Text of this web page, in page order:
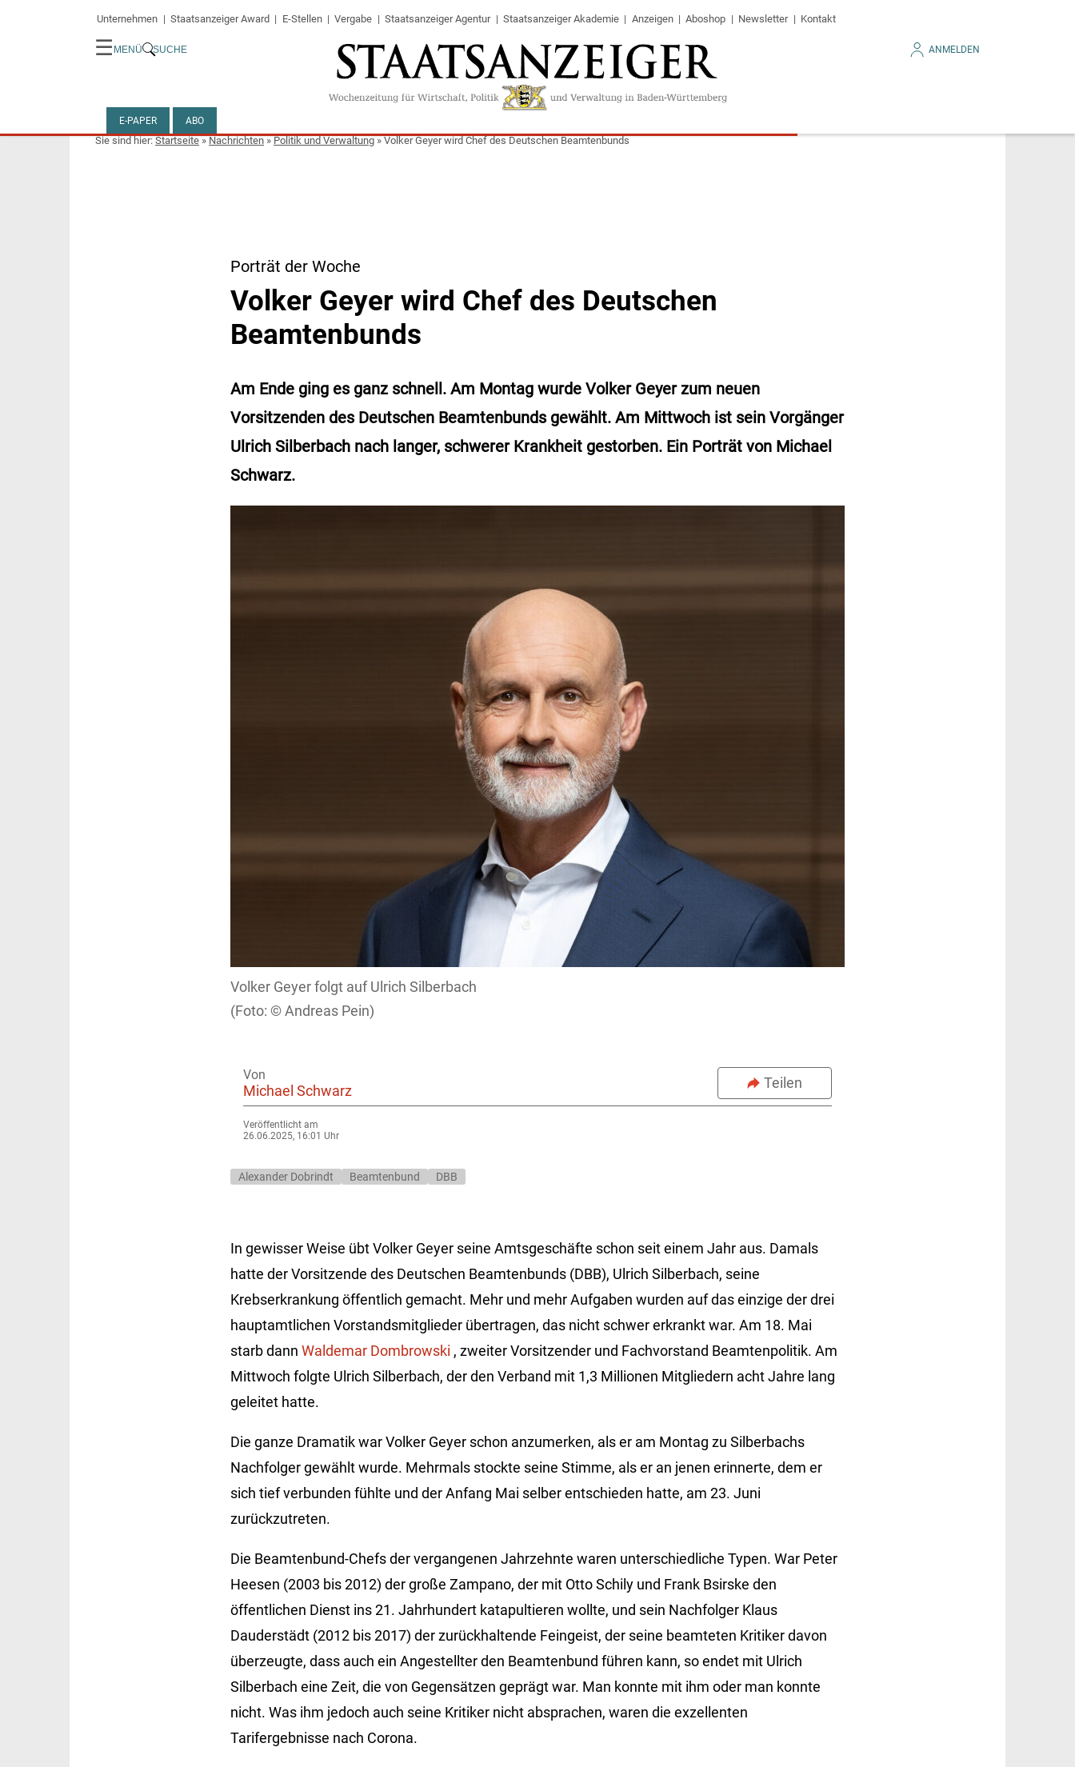
Unternehmen Staatsanzeiger Award E-Stellen Vergabe Staatsanzeiger Agentur Staatsanzeiger Akademie Anzeigen Aboshop Newsletter Kontakt
☰ MENÜ SUCHE ANMELDEN
E-PAPER ABO
Startseite»Nachrichten»Politik und Verwaltung»Volker Geyer wird Chef des Deutschen Beamtenbunds
Porträt der Woche
Volker Geyer wird Chef des Deutschen
Beamtenbunds
Am Ende ging es ganz schnell. Am Montag wurde Volker Geyer zum neuen
Vorsitzenden des Deutschen Beamtenbunds gewählt. Am Mittwoch ist sein Vorgänger
Ulrich Silberbach nach langer, schwerer Krankheit gestorben. Ein Porträt von Michael
Schwarz.
Volker Geyer folgt auf Ulrich Silberbach
Andreas Pein)
Von
Michael Schwarz Teilen
Veröffentlicht am
26.06.2025, 16:01 Uhr
Alexander Dobrindt Beamtenbund DBB
In gewisser Weise übt Volker Geyer seine Amtsgeschäfte schon seit einem Jahr aus. Damals
hatte der Vorsitzende des Deutschen Beamtenbunds (DBB), Ulrich Silberbach, seine
Krebserkrankung öffentlich gemacht. Mehr und mehr Aufgaben wurden auf das einzige der drei
hauptamtlichen Vorstandsmitglieder übertragen, das nicht schwer erkrankt war. Am 18. Mai
starb dann Waldemar Dombrowski , zweiter Vorsitzender und Fachvorstand Beamtenpolitik. Am
Mittwoch folgte Ulrich Silberbach, der den Verband mit 1,3 Millionen Mitgliedern acht Jahre lang
geleitet hatte.
Die ganze Dramatik war Volker Geyer schon anzumerken, als er am Montag zu Silberbachs
Nachfolger gewählt wurde. Mehrmals stockte seine Stimme, als er an jenen erinnerte, dem er
sich tief verbunden fühlte und der Anfang Mai selber entschieden hatte, am 23. Juni
zurückzutreten.
Die Beamtenbund-Chefs der vergangenen Jahrzehnte waren unterschiedliche Typen. War Peter
Heesen (2003 bis 2012) der große Zampano, der mit Otto Schily und Frank Bsirske den
öffentlichen Dienst ins 21. Jahrhundert katapultieren wollte, und sein Nachfolger Klaus
Dauderstädt (2012 bis 2017) der zurückhaltende Feingeist, der seine beamteten Kritiker davon
überzeugte, dass auch ein Angestellter den Beamtenbund führen kann, so endet mit Ulrich
Silberbach eine Zeit, die von Gegensätzen geprägt war. Man konnte mit ihm oder man konnte
nicht. Was ihm jedoch auch seine Kritiker nicht absprachen, waren die exzellenten
Tarifergebnisse nach Corona.